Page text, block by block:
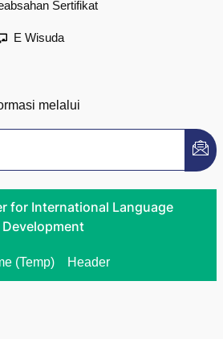
Sertifikat
E Wisuda
melalui
for International Language
Development
(Temp) Header